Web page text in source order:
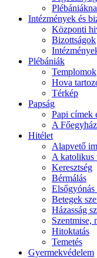
Intézmények és
Központi
Bizottságok
Plébániák
Templomok
Hova
Térkép
Papság
Papi címek
A
Hitélet
Alapvető
A katolikus
Keresztség
Bérmálás
Elsőgyónás
Betegek
Házasság
Szentmise,
Hitoktatás
Temetés
Gyermekvédelem